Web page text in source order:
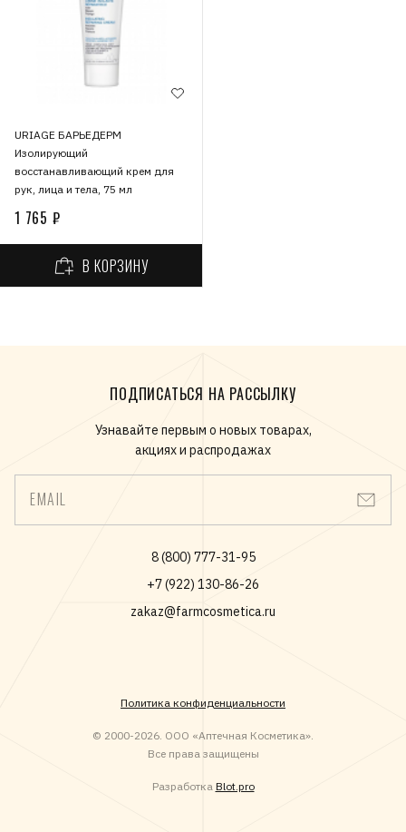
URIAGE БАРЬЕДЕРМ
Изолирующий
восстанавливающий крем для
рук, лица и тела, 75 мл
1 765 ₽
В КОРЗИНУ
ПОДПИСАТЬСЯ НА РАССЫЛКУ
Узнавайте первым о новых товарах,
акциях и распродажах
EMAIL
8 (800) 777-31-95
+7 (922) 130-86-26
zakaz@farmcosmetica.ru
Политика конфиденциальности
© 2000-2026. ООО «Аптечная Косметика».
Все права защищены
Разработка Blot.pro